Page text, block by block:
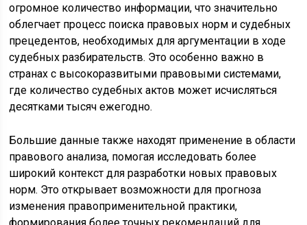
огромное количество информации, что значительно
облегчает процесс поиска правовых норм и судебных
прецедентов, необходимых для аргументации в ходе
судебных разбирательств. Это особенно важно в
странах с высокоразвитыми правовыми системами,
где количество судебных актов может исчисляться
десятками тысяч ежегодно.
Большие данные также находят применение в области
правового анализа, помогая исследовать более
широкий контекст для разработки новых правовых
норм. Это открывает возможности для прогноза
изменения правоприменительной практики,